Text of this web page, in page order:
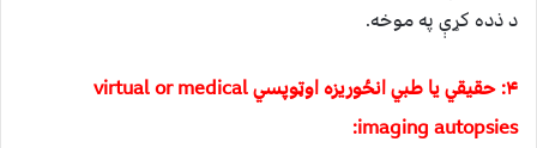
د ذده کړې په موخه.
۴: حقیقي یا طبي انځوریزه اوټوپسي virtual or medical
imaging autopsies: